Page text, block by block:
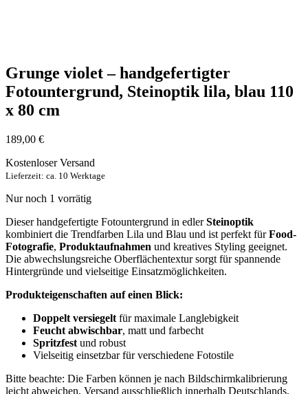
Grunge violet – handgefertigter
Fotountergrund, Steinoptik lila, blau 110
x 80 cm
189,00 €
Kostenloser Versand
Lieferzeit: ca. 10 Werktage
Nur noch 1 vorrätig
Dieser handgefertigte Fotountergrund in edlerSteinoptik
kombiniert die Trendfarben Lila und Blau und ist perfekt fürFood-
Fotografie, Produktaufnahmen und kreatives Styling geeignet.
Die abwechslungsreiche Oberflächentextur sorgt für spannende
Hintergründe und vielseitige Einsatzmöglichkeiten.
Produkteigenschaften auf einen Blick:
Doppelt versiegelt für maximale Langlebigkeit
Feucht abwischbar, matt und farbecht
Spritzfest und robust
Vielseitig einsetzbar für verschiedene Fotostile
Bitte beachte: Die Farben können je nach Bildschirmkalibrierung
leicht abweichen. Versand ausschließlich innerhalb Deutschlands.